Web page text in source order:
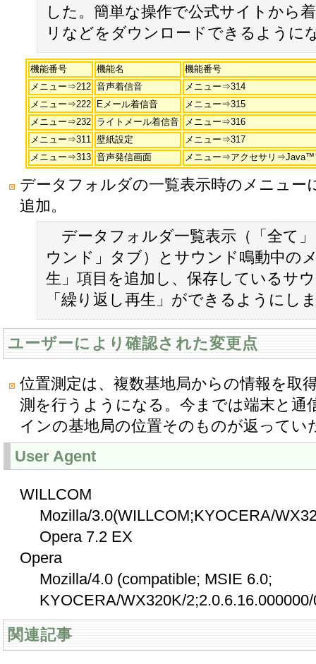
した。簡単な操作で公式サイトから
リなどをダウンロードできるように
機能番号 機能名
機能番号
メニュー⇒212 音声着信音
メニュー⇒314
メニュー⇒222
Eメール着信音
メニュー⇒315
メニュー⇒232
ライトメール着信音
メニュー⇒316
メニュー⇒311
壁紙設定
メニュー⇒317
メニュー⇒313 音声発信画面 メニュー⇒アクセサリ⇒Java™
データフォルダの一覧表示時のメニュー
追加。
データフォルダ一覧表示（「全て
ウンド」タブ）とサウンド鳴動中の
生」項目を追加し、保存しているサ
「繰り返し再生」ができるようにし
ユーザーにより確認された変更点
位置測定は、複数基地局からの情報を取
測を行うようになる。今までは端末と通
インの基地局の位置そのものが返ってい
User Agent
WILLCOM
Mozilla/3.0(WILLCOM;KYOCERA/
Opera 7.2 EX
Opera
Mozilla/4.0 (compatible; MSIE 6.0;
KYOCERA/WX320K/
関連記事